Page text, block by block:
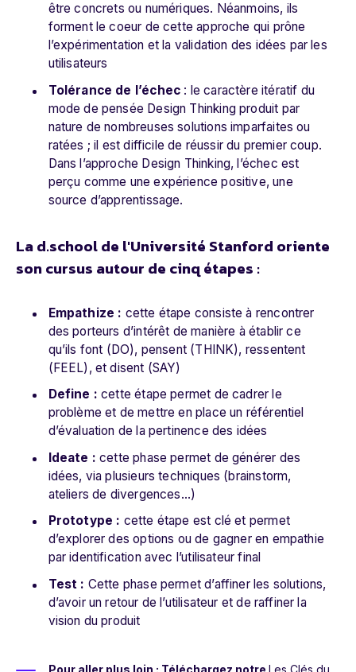
être concrets ou numériques. Néanmoins, ils
forment le coeur de cette approche qui prône
l’expérimentation et la validation des idées par les
utilisateurs
Tolérance de l’échec : le caractère itératif du
mode de pensée Design Thinking produit par
nature de nombreuses solutions imparfaites ou
ratées ; il est difficile de réussir du premier coup.
Dans l’approche Design Thinking, l’échec est
perçu comme une expérience positive, une
source d’apprentissage.
La d.school de l'Université Stanford oriente
son cursus autour de cinq étapes :
Empathize : cette étape consiste à rencontrer
des porteurs d’intérêt de manière à établir ce
qu’ils font (DO), pensent (THINK), ressentent
(FEEL), et disent (SAY)
Define :cette étape permet de cadrer le
problème et de mettre en place un référentiel
d’évaluation de la pertinence des idées
Ideate :cette phase permet de générer des
idées, via plusieurs techniques (brainstorm,
ateliers de divergences…)
Prototype : cette étape est clé et permet
d’explorer des options ou de gagner en empathie
par identification avec l’utilisateur final
Test : Cette phase permet d’affiner les solutions,
d’avoir un retour de l’utilisateur et de raffiner la
vision du produit
Pour aller plus loin : Téléchargez notre Les Clés du